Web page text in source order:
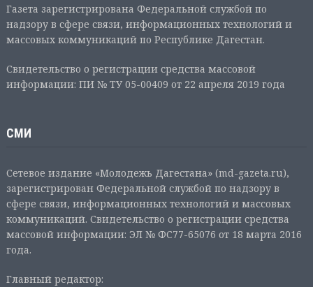
Газета зарегистрирована Федеральной службой по
надзору в сфере связи, информационных технологий и
массовых коммуникаций по Республике Дагестан.
Свидетельство о регистрации средства массовой
информации: ПИ № ТУ 05-00409 от 22 апреля 2019 года
СМИ
Сетевое издание «Молодежь Дагестана» (md-gazeta.ru),
зарегистрирован Федеральной службой по надзору в
сфере связи, информационных технологий и массовых
коммуникаций. Свидетельство о регистрации средства
массовой информации: ЭЛ № ФС77-65076 от 18 марта 2016
года.
Главный редактор: